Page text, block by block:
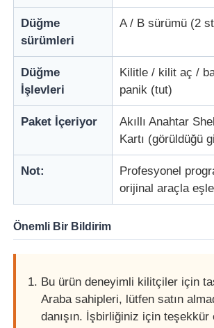
Ana sayfa
Ürünler
VİDEOLAR
Düğme
sürümleri
A / B sürümü (2
Düğme
İşlevleri
Kilitle / kilit aç /
panik (tut)
Paket İçeriyor
Akıllı Anahtar
Kartı (görüldüğü
Not:
Profesyonel
orijinal araçla
Önemli Bir Bildirim
Bu ürün deneyimli kilitçiler için
Araba sahipleri, lütfen satın
danışın. İşbirliğiniz için teşekkür